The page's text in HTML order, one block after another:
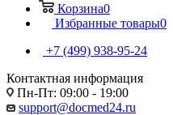
Корзина0
Избранные товары0
+7 (499) 938-95-24
Контактная информация
Пн-Пт: 09:00 - 19:00
support@docmed24.ru